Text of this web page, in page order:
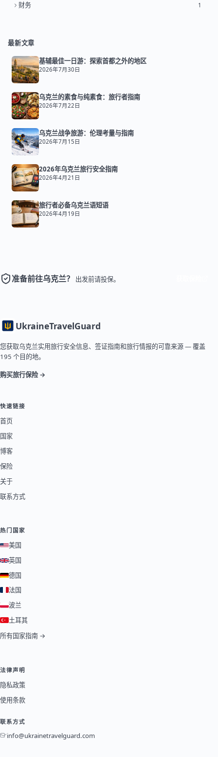
财务 1
最新文章
基辅最佳一日游：探索首都之外的地区
2026年7月30日
乌克兰的素食与纯素食：旅行者指南
2026年7月22日
乌克兰战争旅游：伦理考量与指南
2026年7月15日
2026年乌克兰旅行安全指南
2026年4月21日
旅行者必备乌克兰语短语
2026年4月19日
准备前往乌克兰？ 出发前请投保。
UkraineTravelGuard
您获取乌克兰实用旅行安全信息、签证指南和旅行情报的可靠来源 — 覆盖
195 个目的地。
购买旅行保险 →
快速链接
首页
国家
博客
保险
关于
联系方式
热门国家
美国
英国
德国
法国
波兰
土耳其
所有国家指南 →
法律声明
隐私政策
使用条款
联系方式
info@ukrainetravelguard.com